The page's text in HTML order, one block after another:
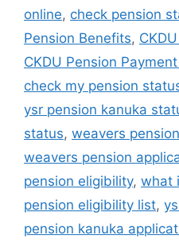
online, check pension
Pension Benefits,
CKDU Pension
check my pension
ysr pension kanuka
status, weavers
weavers pension
pension eligibility, what
pension eligibility list,
pension kanuka